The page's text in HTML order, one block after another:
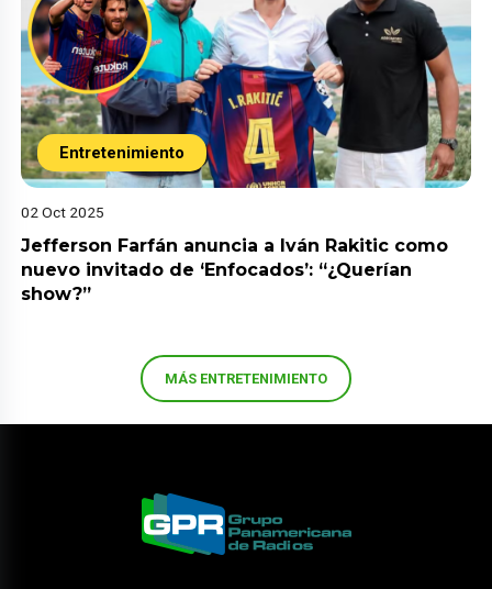
Entretenimiento
02 Oct 2025
Jefferson Farfán anuncia a Iván Rakitic como
nuevo invitado de ‘Enfocados’: “¿Querían
show?”
MÁS ENTRETENIMIENTO